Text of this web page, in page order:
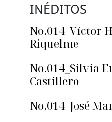
INÉDITOS
No.014_Víctor
Riquelme
No.014_Silvia
Castillero
No.014_José